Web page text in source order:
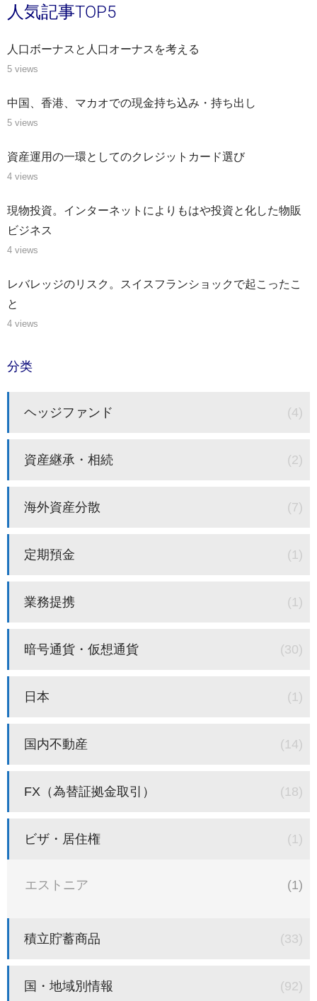
人気記事TOP5
人口ボーナスと人口オーナスを考える
5 views
中国、香港、マカオでの現金持ち込み・持ち出し
5 views
資産運用の一環としてのクレジットカード選び
4 views
現物投資。インターネットによりもはや投資と化した物販
ビジネス
4 views
レバレッジのリスク。スイスフランショックで起こったこ
と
4 views
分类
ヘッジファンド (4)
資産継承・相続 (2)
海外資産分散 (7)
定期預金 (1)
業務提携 (1)
暗号通貨・仮想通貨 (30)
日本 (1)
国内不動産 (14)
FX（為替証拠金取引） (18)
ビザ・居住権 (1)
エストニア (1)
積立貯蓄商品 (33)
国・地域別情報 (92)